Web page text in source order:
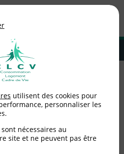
à la CLCV
recyclage
utilisent des cookies pour
personnaliser les
nécessaires au
site et ne peuvent pas être